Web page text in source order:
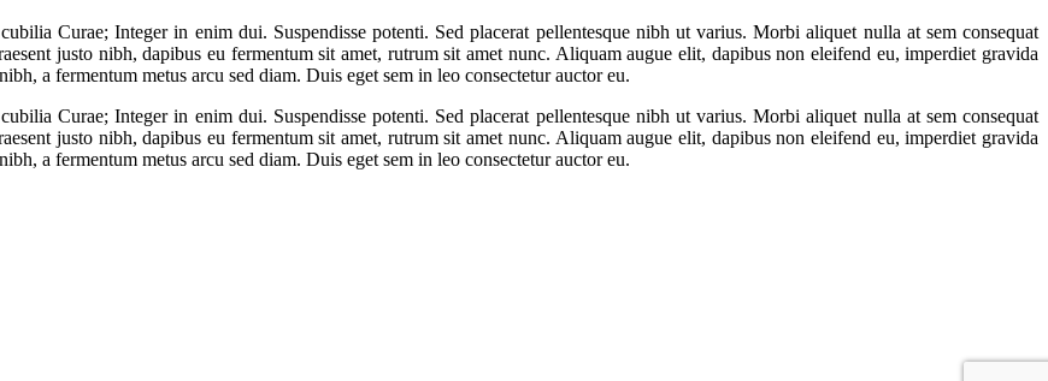
Curae; Integer in enim dui. Suspendisse potenti. Sed placerat pellentesque nibh ut varius. Morbi aliquet nulla at sem consequat
justo nibh, dapibus eu fermentum sit amet, rutrum sit amet nunc. Aliquam augue elit, dapibus non eleifend eu, imperdiet gravida
a fermentum metus arcu sed diam. Duis eget sem in leo consectetur auctor eu.
Curae; Integer in enim dui. Suspendisse potenti. Sed placerat pellentesque nibh ut varius. Morbi aliquet nulla at sem consequat
justo nibh, dapibus eu fermentum sit amet, rutrum sit amet nunc. Aliquam augue elit, dapibus non eleifend eu, imperdiet gravida
a fermentum metus arcu sed diam. Duis eget sem in leo consectetur auctor eu.